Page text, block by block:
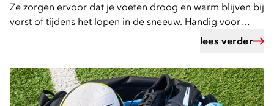
Ze zorgen ervoor dat je voeten droog en warm blijven bij
vorst of tijdens het lopen in de sneeuw. Handig voor
koude dagen in Nederland, maar ook geschikt voor op
lees verder